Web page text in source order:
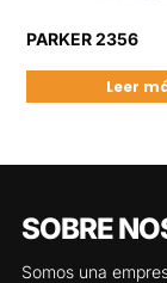
PARKER 2356
Leer
SOBRE
Somos una